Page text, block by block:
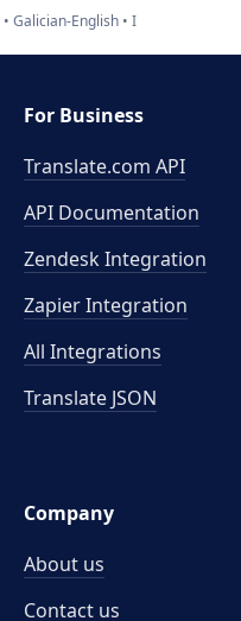
Galician-English I
For Business
Translate.com API
API Documentation
Zendesk Integration
Zapier Integration
All Integrations
Translate JSON
Company
About us
Contact us